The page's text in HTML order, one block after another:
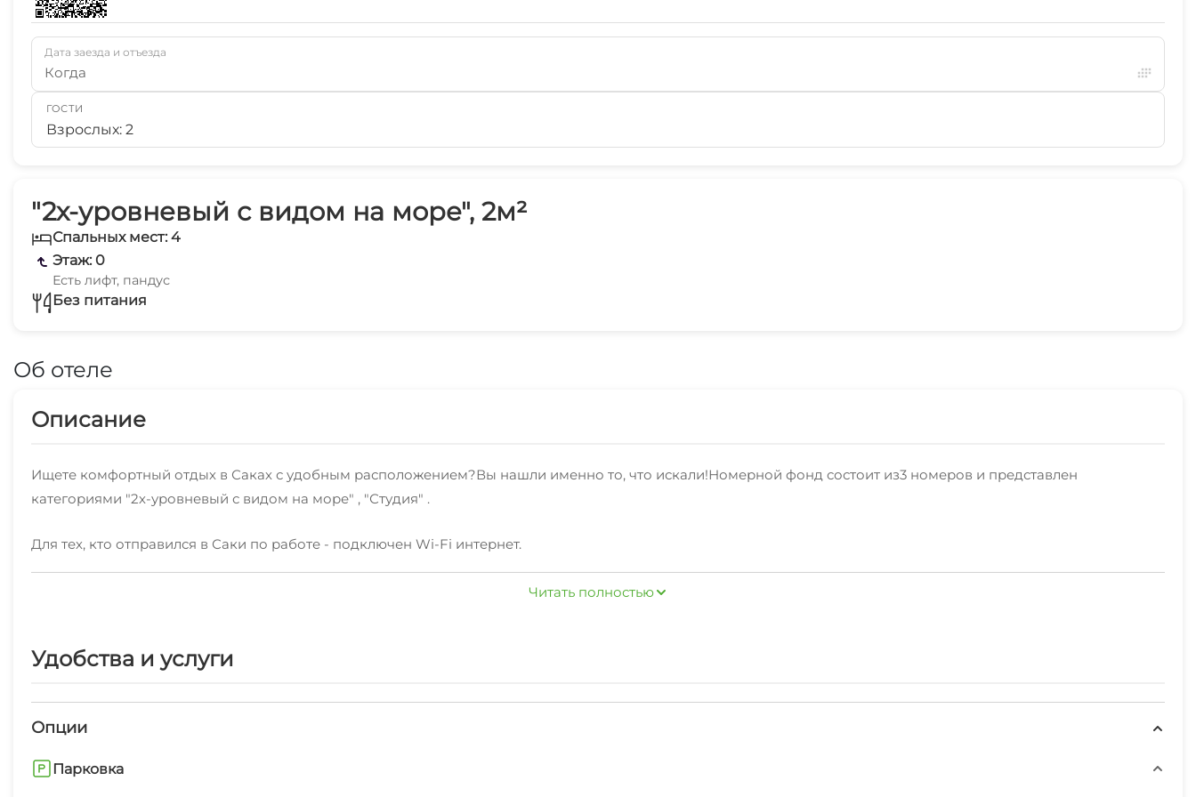
"2х-уровневый с видом на море", 2м²
Спальных мест: 4
Этаж: 0
Есть лифт, пандус
Без питания
Об отеле
Описание
Ищете комфортный отдых в Саках с удобным расположением?Вы нашли именно то, что искали!Номерной фонд состоит из3 номеров и представлен
категориями "2х-уровневый с видом на море" , "Студия" .
Для тех, кто отправился в Саки по работе - подключен Wi-Fi интернет.
К услугам отдыхающих: стиральная машина, гладильные принадлежности, беседка, спутниковое тв, свч.
Рядом с нами есть пляж песчаный, центр города (саки), центр развлечений, а также достопримечательности, чтобы ваш отдых в Саках был веселым и
запоминающимся.Это любимая часть Сак среди наших гостей согласно независимым отзывам.
Читать полностью
Удобства и услуги
Опции
Парковка
Дата заезда и отъезда
Когда
ГОСТИ
Взрослых: 2